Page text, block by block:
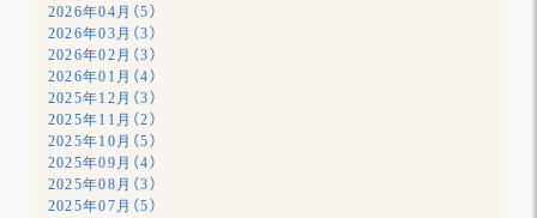
2026年04月（5）
2026年03月（3）
2026年02月（3）
2026年01月（4）
2025年12月（3）
2025年11月（2）
2025年10月（5）
2025年09月（4）
2025年08月（3）
2025年07月（5）